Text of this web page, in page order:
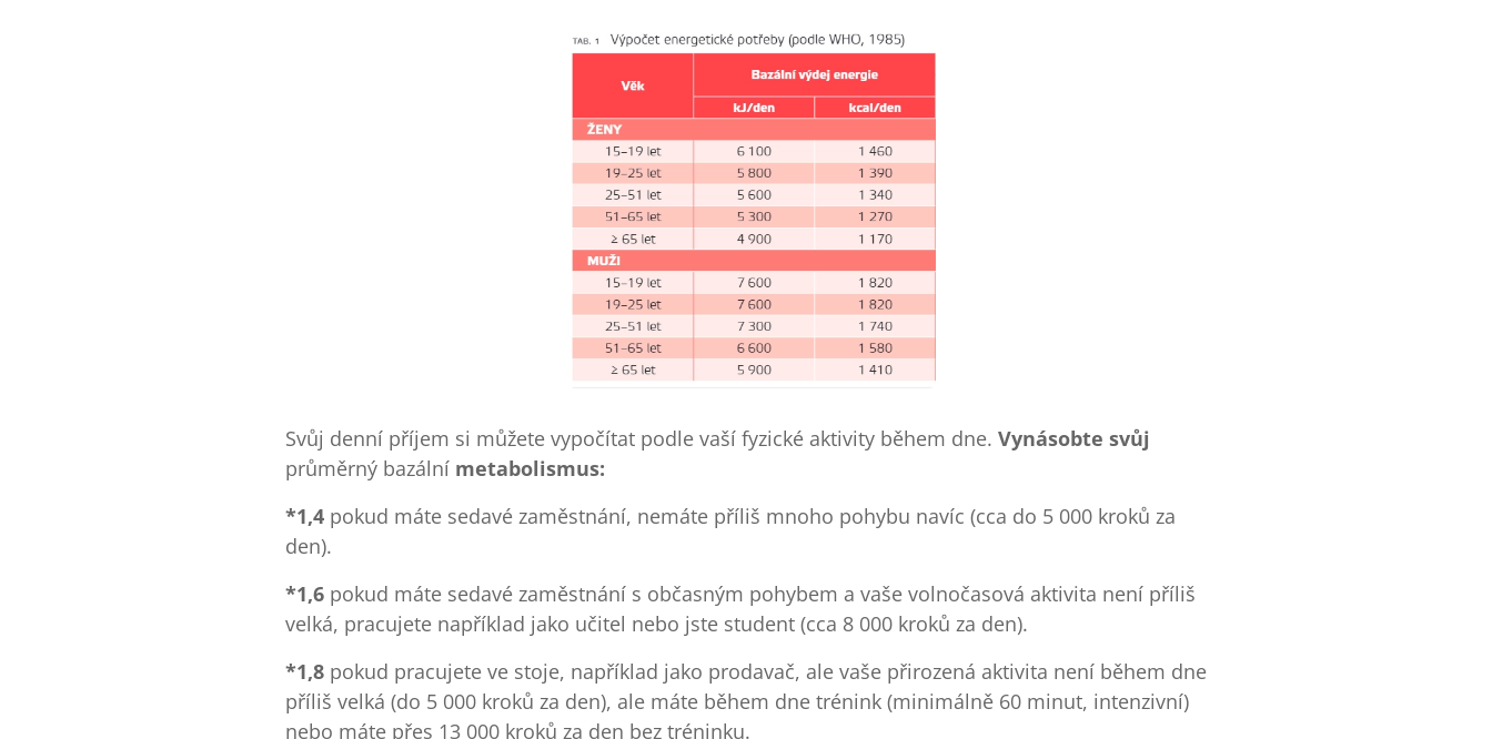
Svůj denní příjem si můžete vypočítat podle vaší fyzické aktivity během dne. Vynásobte svůj
průměrný bazální metabolismus:
*1,4 pokud máte sedavé zaměstnání, nemáte příliš mnoho pohybu navíc (cca do 5 000 kroků za
den).
*1,6 pokud máte sedavé zaměstnání s občasným pohybem a vaše volnočasová aktivita není příliš
velká, pracujete například jako učitel nebo jste student (cca 8 000 kroků za den).
*1,8 pokud pracujete ve stoje, například jako prodavač, ale vaše přirozená aktivita není během dne
příliš velká (do 5 000 kroků za den), ale máte během dne trénink (minimálně 60 minut, intenzivní)
nebo máte přes 13 000 kroků za den bez tréninku.